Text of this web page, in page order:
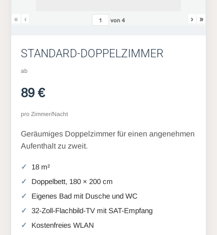
« ‹ von4 › »
STANDARD-DOPPELZIMMER
ab
89 €
pro Zimmer/Nacht
Geräumiges Doppelzimmer für einen angenehmen
Aufenthalt zu zweit.
18 m²
Doppelbett, 180 × 200 cm
Eigenes Bad mit Dusche und WC
32-Zoll-Flachbild-TV mit SAT-Empfang
Kostenfreies WLAN